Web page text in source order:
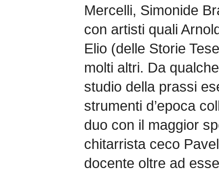
Mercelli, Simonide
con artisti quali
Elio (delle Storie
molti altri. Da
studio della prassi
strumenti d’epoca
duo con il maggior
chitarrista ceco
docente oltre ad